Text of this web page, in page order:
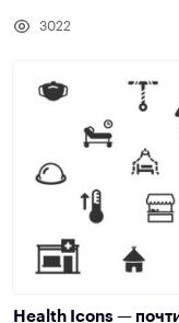
3022
Health Icons —